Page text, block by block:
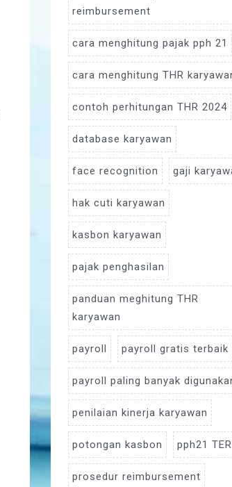
reimbursement
cara menghitung pajak pph 21
cara menghitung THR
contoh perhitungan THR 2024
database karyawan
face recognition gaji
hak cuti karyawan
kasbon karyawan
pajak penghasilan
panduan meghitung THR
karyawan
payroll payroll gratis terbaik
payroll paling banyak
penilaian kinerja karyawan
potongan kasbon pph21 TER
prosedur reimbursement